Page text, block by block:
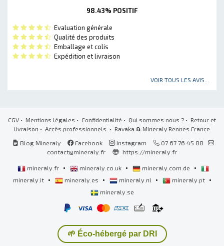
98.43% POSITIF
Evaluation générale
Qualité des produits
Emballage et colis
Expédition et livraison
VOIR TOUS LES AVIS...
CGV • Mentions légales • Confidentialité • Qui sommes nous ? • Retour et
livraison • Accès professionnels • Ravaka & Mineraly Rennes France
Blog Mineraly
Facebook Instagram
07 67 76 45 88
contact@mineraly.fr
https://mineraly.fr
mineraly.fr • mineraly.co.uk • mineraly.com.de •
mineraly.it • mineraly.es • mineraly.nl • mineraly.pt •
mineraly.se
🌱 Éco-hébergé par DRI